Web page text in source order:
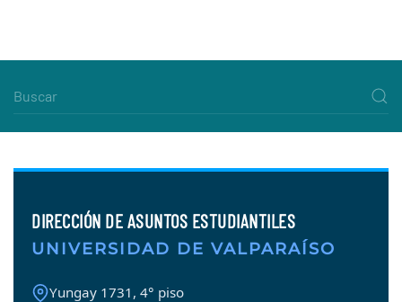
DIRECCIÓN DE ASUNTOS ESTUDIANTILES
UNIVERSIDAD DE VALPARAÍSO
Yungay 1731, 4° piso